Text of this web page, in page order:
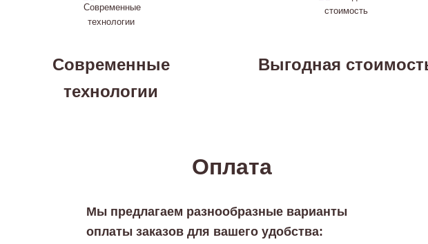
Современные
технологии
Выгодная
Оплата
Мы предлагаем разнообразные варианты
оплаты заказов для вашего удобства: